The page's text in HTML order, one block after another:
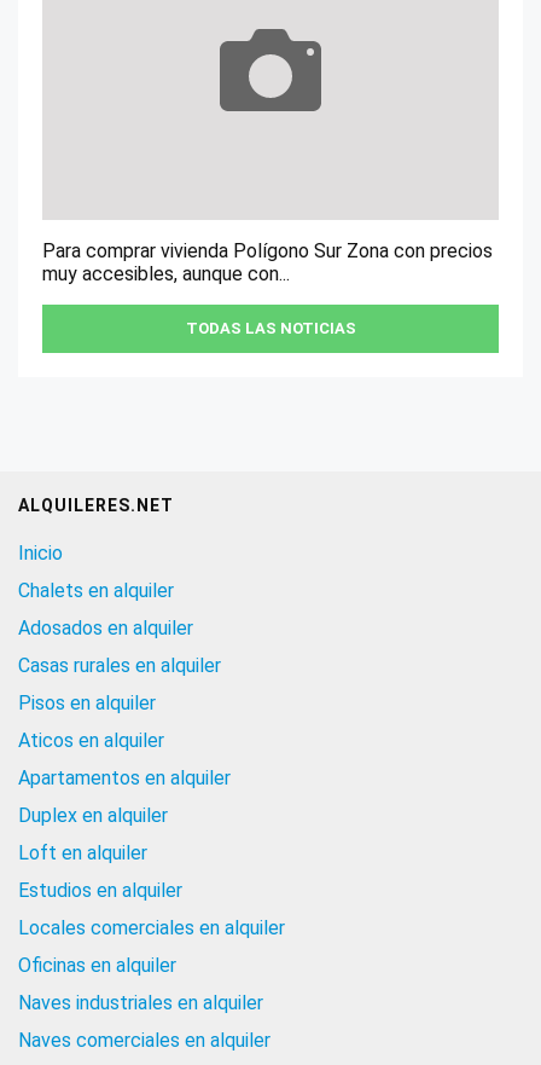
Para comprar vivienda Polígono Sur Zona con precios
muy accesibles, aunque con...
TODAS LAS NOTICIAS
ALQUILERES.NET
Inicio
Chalets en alquiler
Adosados en alquiler
Casas rurales en alquiler
Pisos en alquiler
Aticos en alquiler
Apartamentos en alquiler
Duplex en alquiler
Loft en alquiler
Estudios en alquiler
Locales comerciales en alquiler
Oficinas en alquiler
Naves industriales en alquiler
Naves comerciales en alquiler